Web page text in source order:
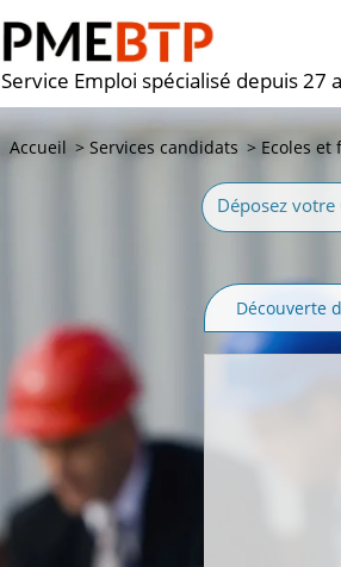
Service Emploi spécialisé depuis 27
Accueil > Services candidats > Ecoles et
Déposez votre
Découverte